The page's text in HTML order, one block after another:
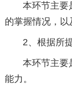
本环节主要
的掌握情况，以
2、根据所
本环节主要
能力。